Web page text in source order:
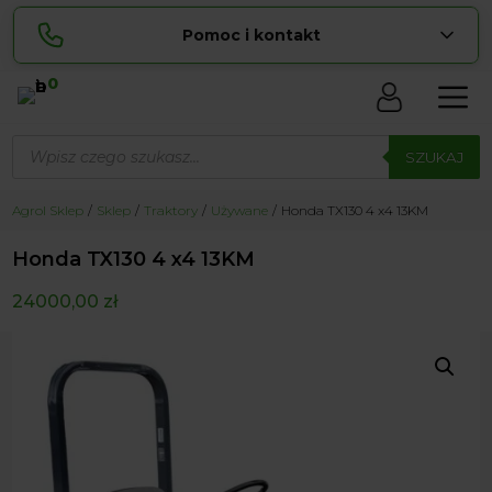
Pomoc i kontakt
Sylwia
pokaż numer
729 856 ... pokaż numer
zamowienia@ ...
biuro@ ...
Biuro obsługi klienta czynne Pn-Sb: 8:00 – 20:00
0
produktów SZUKAJ
Agrol Sklep Sklep Traktory Używane Honda TX130 4 x4 13KM
Honda TX130 4 x4 13KM
24000,00 zł